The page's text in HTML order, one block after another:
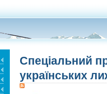
Спеціальний
українських